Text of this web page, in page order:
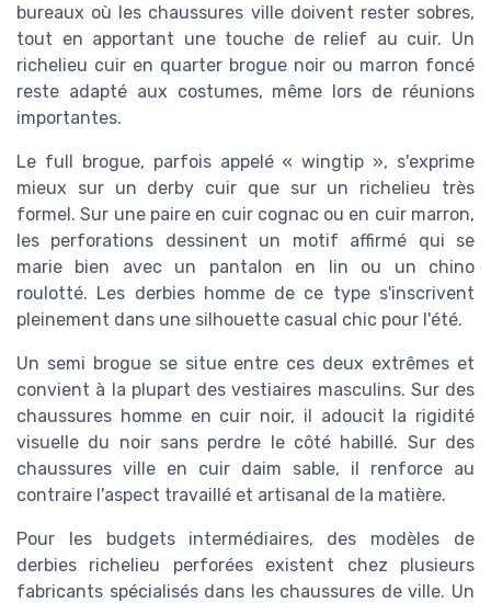
bureaux où les chaussures ville doivent rester sobres,
tout en apportant une touche de relief au cuir. Un
richelieu cuir en quarter brogue noir ou marron foncé
reste adapté aux costumes, même lors de réunions
importantes.
Le full brogue, parfois appelé « wingtip », s'exprime
mieux sur un derby cuir que sur un richelieu très
formel. Sur une paire en cuir cognac ou en cuir marron,
les perforations dessinent un motif affirmé qui se
marie bien avec un pantalon en lin ou un chino
roulotté. Les derbies homme de ce type s'inscrivent
pleinement dans une silhouette casual chic pour l'été.
Un semi brogue se situe entre ces deux extrêmes et
convient à la plupart des vestiaires masculins. Sur des
chaussures homme en cuir noir, il adoucit la rigidité
visuelle du noir sans perdre le côté habillé. Sur des
chaussures ville en cuir daim sable, il renforce au
contraire l'aspect travaillé et artisanal de la matière.
Pour les budgets intermédiaires, des modèles de
derbies richelieu perforées existent chez plusieurs
fabricants spécialisés dans les chaussures de ville. Un